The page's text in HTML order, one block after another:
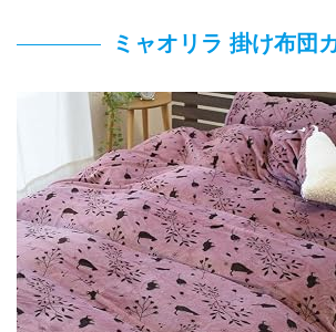
ミャオリラ 掛け布団